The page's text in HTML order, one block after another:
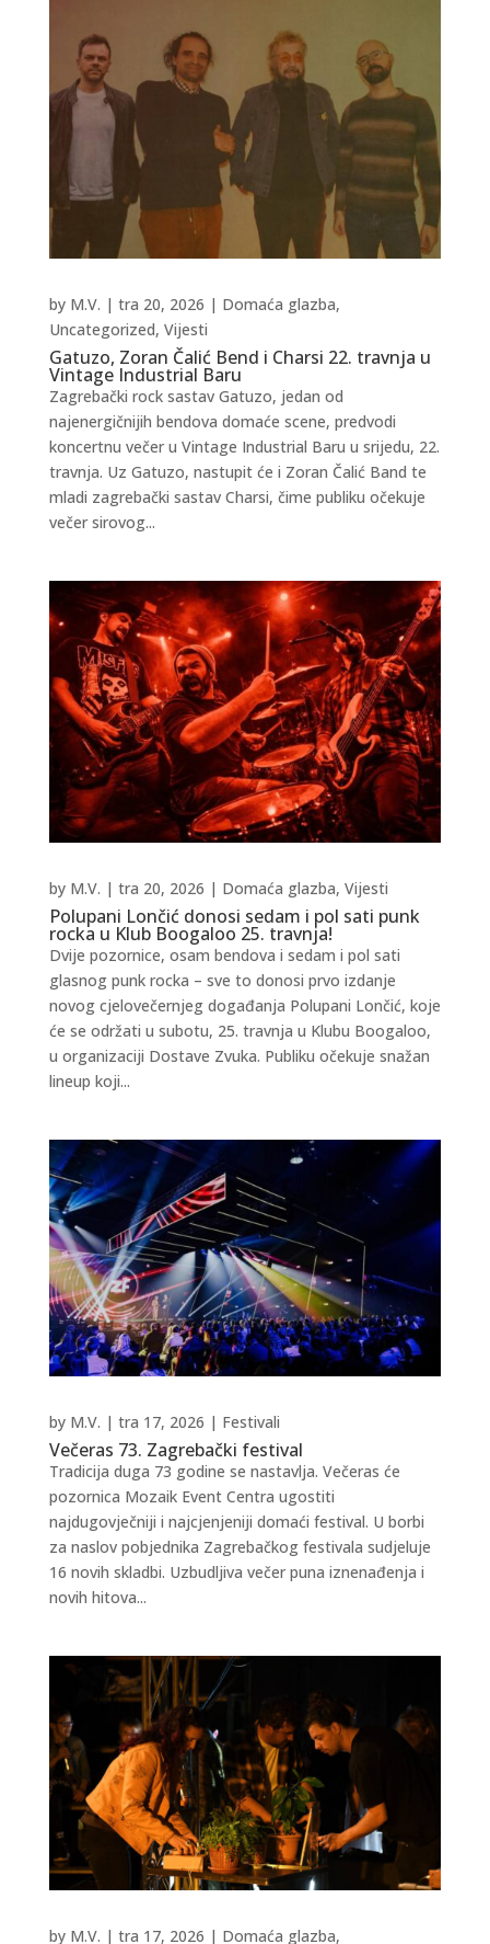
Gatuzo, Zoran Čalić Bend i Charsi 22. travnja u
Vintage Industrial Baru
by M.V. | tra 20, 2026 | Domaća glazba,
Uncategorized, Vijesti
Zagrebački rock sastav Gatuzo, jedan od
najenergičnijih bendova domaće scene, predvodi
koncertnu večer u Vintage Industrial Baru u srijedu, 22.
travnja. Uz Gatuzo, nastupit će i Zoran Čalić Band te
mladi zagrebački sastav Charsi, čime publiku očekuje
večer sirovog...
Polupani Lončić donosi sedam i pol sati punk
rocka u Klub Boogaloo 25. travnja!
by M.V. | tra 20, 2026 | Domaća glazba, Vijesti
Dvije pozornice, osam bendova i sedam i pol sati
glasnog punk rocka – sve to donosi prvo izdanje
novog cjelovečernjeg događanja Polupani Lončić, koje
će se održati u subotu, 25. travnja u Klubu Boogaloo,
u organizaciji Dostave Zvuka. Publiku očekuje snažan
lineup koji...
Večeras 73. Zagrebački festival
by M.V. | tra 17, 2026 | Festivali
Tradicija duga 73 godine se nastavlja. Večeras će
pozornica Mozaik Event Centra ugostiti
najdugovječniji i najcjenjeniji domaći festival. U borbi
za naslov pobjednika Zagrebačkog festivala sudjeluje
16 novih skladbi. Uzbudljiva večer puna iznenađenja i
novih hitova...
by M.V. | tra 17, 2026 | Domaća glazba,